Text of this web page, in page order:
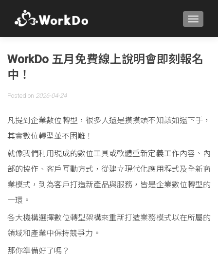
WorkDo 五月免費線上說明會即刻報名
中！
Posted on 2026-04-24
凡提到企業數位轉型，很多人還是摸摸頭不知該如還下手，
其實數位轉型並不困難！
就像我們利用現成的數位工具或軟體重新定義工作內容、內
部的協作、客戶互動方式，從建立現代化應用程式及全新商
業模式，到為客戶打造新產品與服務，皆是企業數位轉型的
一環。
各大機構選擇數位轉型架構來重新打造業務模式以在所屬的
領域和產業中保持競爭力。
那你準備好了嗎？